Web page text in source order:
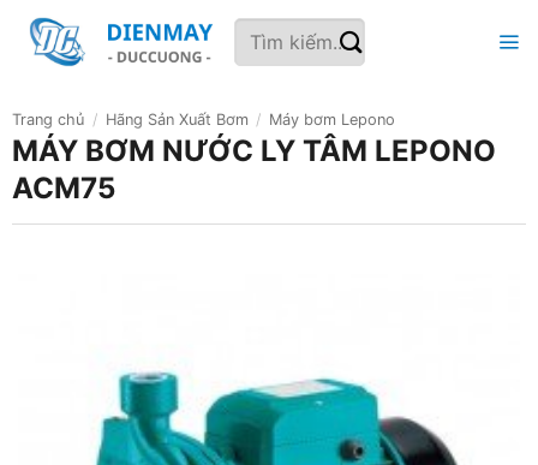
qua
Tìm
kiếm:
Trang chủ / Hãng Sản Xuất Bơm / Máy bơm Lepono
MÁY BƠM NƯỚC LY TÂM LEPONO
ACM75